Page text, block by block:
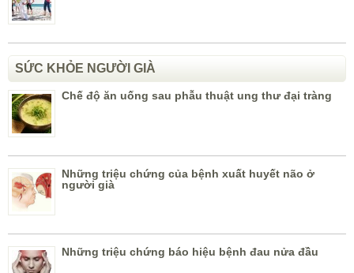
SỨC KHỎE NGƯỜI GIÀ
Chế độ ăn uống sau phẫu thuật ung thư đại tràng
Những triệu chứng của bệnh xuất huyết não ở
người già
Những triệu chứng báo hiệu bệnh đau nửa đầu